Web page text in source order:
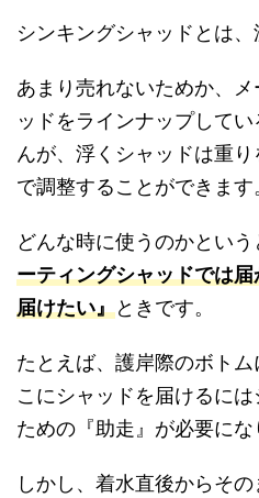
シンキングシャッドとは、
あまり売れないためか、
ッドをラインナップして
んが、浮くシャッドは重
で調整することができます
どんな時に使うのかという
ーティングシャッドでは
届けたい』ときです。
たとえば、護岸際のボト
こにシャッドを届けるに
ための『助走』が必要にな
しかし、着水直後からそ